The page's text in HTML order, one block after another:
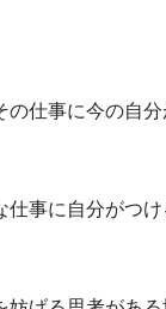
の仕事に今の自
仕事に自分がつ